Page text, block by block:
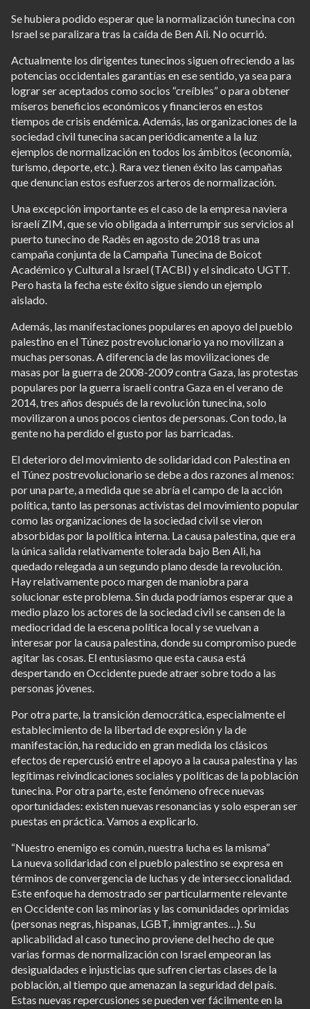
Se hubiera podido esperar que la normalización tunecina con
Israel se paralizara tras la caída de Ben Ali. No ocurrió.
Actualmente los dirigentes tunecinos siguen ofreciendo a las
potencias occidentales garantías en ese sentido, ya sea para
lograr ser aceptados como socios “creíbles” o para obtener
míseros beneficios económicos y financieros en estos
tiempos de crisis endémica. Además, las organizaciones de la
sociedad civil tunecina sacan periódicamente a la luz
ejemplos de normalización en todos los ámbitos (economía,
turismo, deporte, etc.). Rara vez tienen éxito las campañas
que denuncian estos esfuerzos arteros de normalización.
Una excepción importante es el caso de la empresa naviera
israelí ZIM, que se vio obligada a interrumpir sus servicios al
puerto tunecino de Radès en agosto de 2018 tras una
campaña conjunta de la Campaña Tunecina de Boicot
Académico y Cultural a Israel (TACBI) y el sindicato UGTT.
Pero hasta la fecha este éxito sigue siendo un ejemplo
aislado.
Además, las manifestaciones populares en apoyo del pueblo
palestino en el Túnez postrevolucionario ya no movilizan a
muchas personas. A diferencia de las movilizaciones de
masas por la guerra de 2008-2009 contra Gaza, las protestas
populares por la guerra israelí contra Gaza en el verano de
2014, tres años después de la revolución tunecina, solo
movilizaron a unos pocos cientos de personas. Con todo, la
gente no ha perdido el gusto por las barricadas.
El deterioro del movimiento de solidaridad con Palestina en
el Túnez postrevolucionario se debe a dos razones al menos:
por una parte, a medida que se abría el campo de la acción
política, tanto las personas activistas del movimiento popular
como las organizaciones de la sociedad civil se vieron
absorbidas por la política interna. La causa palestina, que era
la única salida relativamente tolerada bajo Ben Ali, ha
quedado relegada a un segundo plano desde la revolución.
Hay relativamente poco margen de maniobra para
solucionar este problema. Sin duda podríamos esperar que a
medio plazo los actores de la sociedad civil se cansen de la
mediocridad de la escena política local y se vuelvan a
interesar por la causa palestina, donde su compromiso puede
agitar las cosas. El entusiasmo que esta causa está
despertando en Occidente puede atraer sobre todo a las
personas jóvenes.
Por otra parte, la transición democrática, especialmente el
establecimiento de la libertad de expresión y la de
manifestación, ha reducido en gran medida los clásicos
efectos de repercusió entre el apoyo a la causa palestina y las
legítimas reivindicaciones sociales y políticas de la población
tunecina. Por otra parte, este fenómeno ofrece nuevas
oportunidades: existen nuevas resonancias y solo esperan ser
puestas en práctica. Vamos a explicarlo.
“Nuestro enemigo es común, nuestra lucha es la misma”
La nueva solidaridad con el pueblo palestino se expresa en
términos de convergencia de luchas y de interseccionalidad.
Este enfoque ha demostrado ser particularmente relevante
en Occidente con las minorías y las comunidades oprimidas
(personas negras, hispanas, LGBT, inmigrantes…). Su
aplicabilidad al caso tunecino proviene del hecho de que
varias formas de normalización con Israel empeoran las
desigualdades e injusticias que sufren ciertas clases de la
población, al tiempo que amenazan la seguridad del país.
Estas nuevas repercusiones se pueden ver fácilmente en la